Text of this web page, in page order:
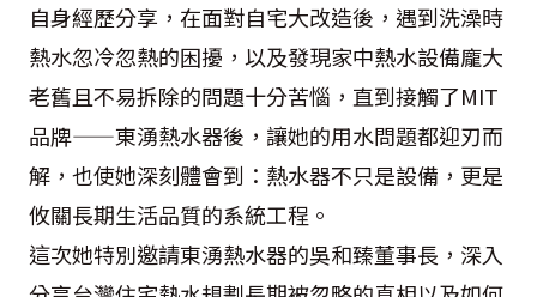
自身經歷分享，在面對自宅大改造後，遇到洗澡時
熱水忽冷忽熱的困擾，以及發現家中熱水設備龐大
老舊且不易拆除的問題十分苦惱，直到接觸了MIT
品牌——東湧熱水器後，讓她的用水問題都迎刃而
解，也使她深刻體會到：熱水器不只是設備，更是
攸關長期生活品質的系統工程。
這次她特別邀請東湧熱水器的吳和臻董事長，深入